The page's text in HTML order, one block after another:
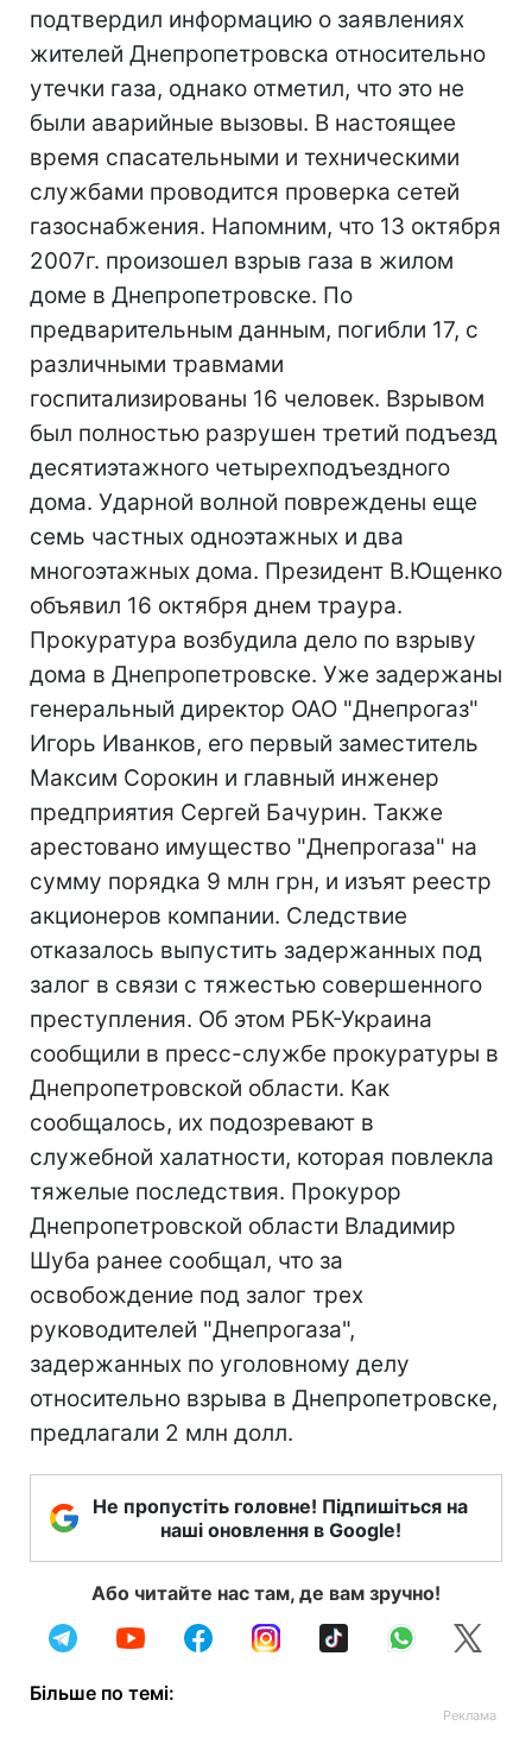
подтвердил информацию о заявлениях
жителей Днепропетровска относительно
утечки газа, однако отметил, что это не
были аварийные вызовы. В настоящее
время спасательными и техническими
службами проводится проверка сетей
газоснабжения. Напомним, что 13 октября
2007г. произошел взрыв газа в жилом
доме в Днепропетровске. По
предварительным данным, погибли 17, с
различными травмами
госпитализированы 16 человек. Взрывом
был полностью разрушен третий подъезд
десятиэтажного четырехподъездного
дома. Ударной волной повреждены еще
семь частных одноэтажных и два
многоэтажных дома. Президент В.Ющенко
объявил 16 октября днем траура.
Прокуратура возбудила дело по взрыву
дома в Днепропетровске. Уже задержаны
генеральный директор ОАО "Днепрогаз"
Игорь Иванков, его первый заместитель
Максим Сорокин и главный инженер
предприятия Сергей Бачурин. Также
арестовано имущество "Днепрогаза" на
сумму порядка 9 млн грн, и изъят реестр
акционеров компании. Следствие
отказалось выпустить задержанных под
залог в связи с тяжестью совершенного
преступления. Об этом РБК-Украина
сообщили в пресс-службе прокуратуры в
Днепропетровской области. Как
сообщалось, их подозревают в
служебной халатности, которая повлекла
тяжелые последствия. Прокурор
Днепропетровской области Владимир
Шуба ранее сообщал, что за
освобождение под залог трех
руководителей "Днепрогаза",
задержанных по уголовному делу
относительно взрыва в Днепропетровске,
предлагали 2 млн долл.
Не пропустіть головне! Підпишіться на
наші оновлення в Google!
Або читайте нас там, де вам зручно!
Більше по темі: